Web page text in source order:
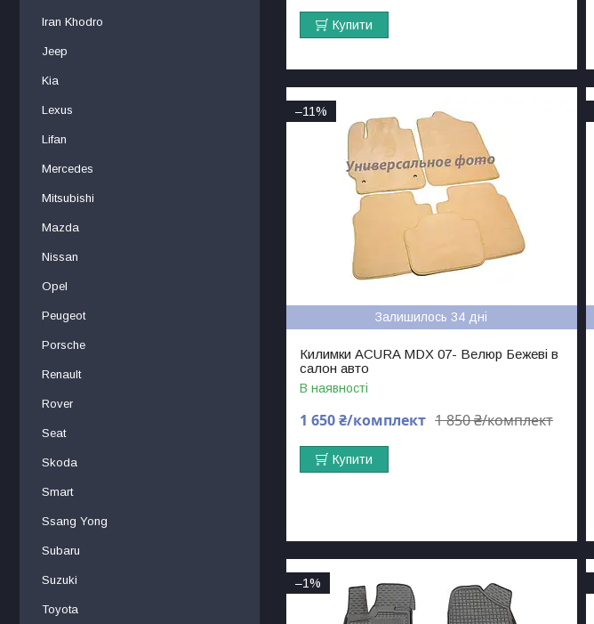
Купити
–11%
Залишилось 34 дні
Килимки ACURA MDX 07- Велюр Бежеві в
салон авто
В наявності
1 850 ₴/комплект
1 650 ₴/комплект
Купити
–1%
Iran Khodro
Jeep
Kia
Lexus
Lifan
Mercedes
Mitsubishi
Mаzdа
Nissan
Opel
Peugeot
Porsche
Renault
Rover
Seat
Skoda
Smart
Ssang Yong
Subaru
Suzuki
Toyota